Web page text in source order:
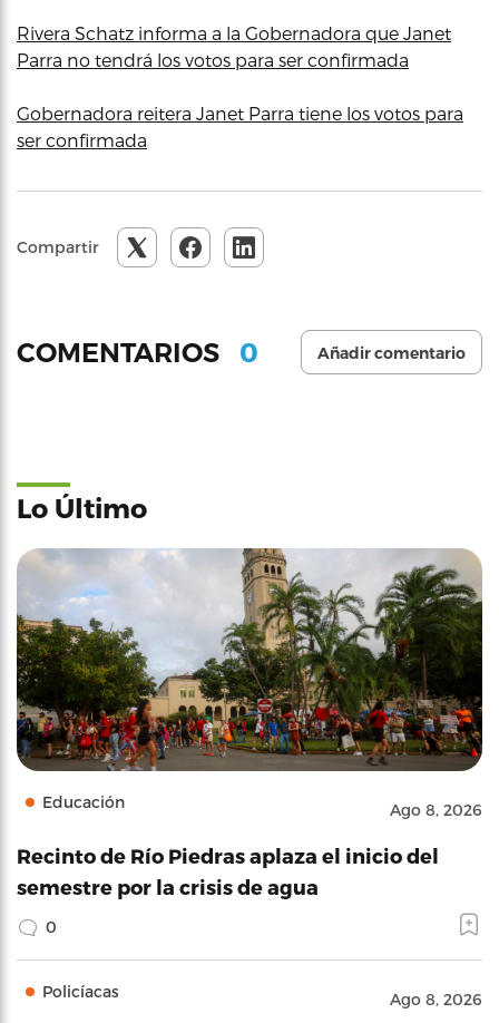
Rivera Schatz informa a la Gobernadora que Janet
Parra no tendrá los votos para ser confirmada
Gobernadora reitera Janet Parra tiene los votos para
ser confirmada
Compartir
COMENTARIOS 0 Añadir comentario
Lo Último
Educación Ago 8, 2026
Recinto de Río Piedras aplaza el inicio del
semestre por la crisis de agua
0
Policíacas Ago 8, 2026